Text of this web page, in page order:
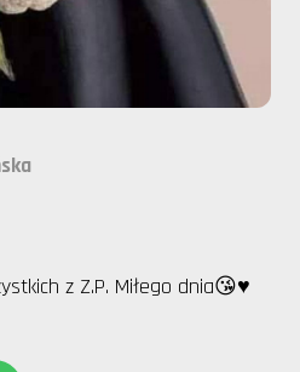
z Z.P. Miłego dnia😘♥️